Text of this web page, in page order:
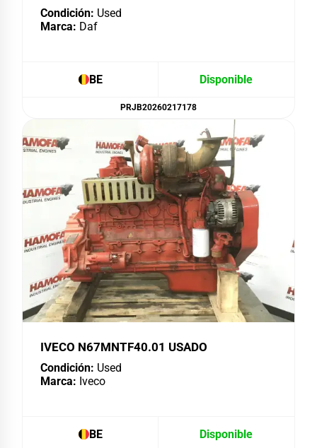
Condición: Used
Marca: Daf
BE Disponible
PRJB20260217178
IVECO N67MNTF40.01 USADO
Condición: Used
Marca: Iveco
BE Disponible